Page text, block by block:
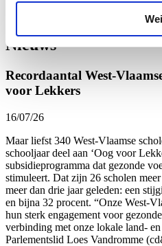
Nieuws
Recordaantal West-
voor Lekkers
16/07/26
Maar liefst 340 West-Vlaamse
schooljaar deel aan ‘Oog voor
subsidieprogramma dat gezonde
stimuleert. Dat zijn 26 scholen
meer dan drie jaar geleden: een
en bijna 32 procent. “Onze West-
hun sterk engagement voor
verbinding met onze lokale land-
Parlementslid Loes Vandromme